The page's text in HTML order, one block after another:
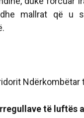
mallrat që u
të luftës